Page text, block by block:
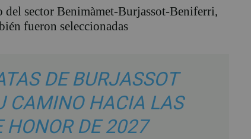
del sector Benimàmet-Burjassot-Beniferri,
fueron seleccionadas
DE BURJASSOT
CAMINO HACIA LAS
HONOR DE 2027